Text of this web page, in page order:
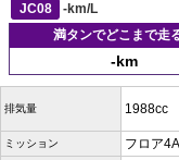
JC08
-km/L
満タンでどこまで走
-km
排気量 1988cc
ミッション フロア